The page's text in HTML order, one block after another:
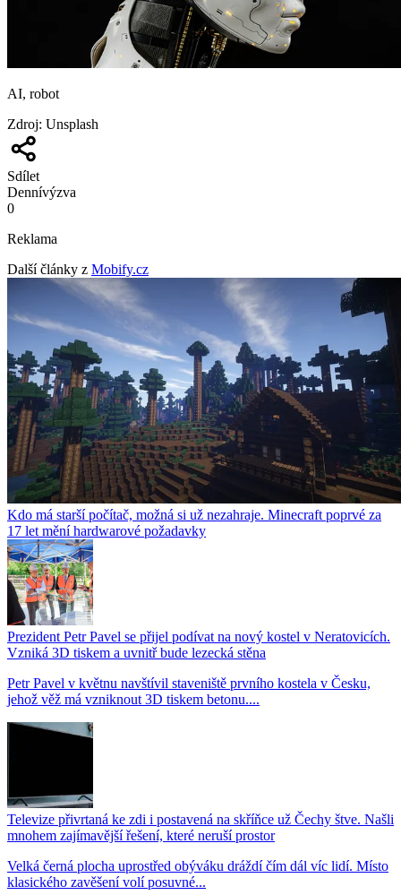
AI, robot
Zdroj: Unsplash
Sdílet
Dennívýzva
0
Reklama
Další články z Mobify.cz
Kdo má starší počítač, možná si už nezahraje. Minecraft poprvé za
17 let mění hardwarové požadavky
Prezident Petr Pavel se přijel podívat na nový kostel v Neratovicích.
Vzniká 3D tiskem a uvnitř bude lezecká stěna
Petr Pavel v květnu navštívil staveniště prvního kostela v Česku,
jehož věž má vzniknout 3D tiskem betonu....
Televize přivrtaná ke zdi i postavená na skříňce už Čechy štve. Našli
mnohem zajímavější řešení, které neruší prostor
Velká černá plocha uprostřed obýváku dráždí čím dál víc lidí. Místo
klasického zavěšení volí posuvné...